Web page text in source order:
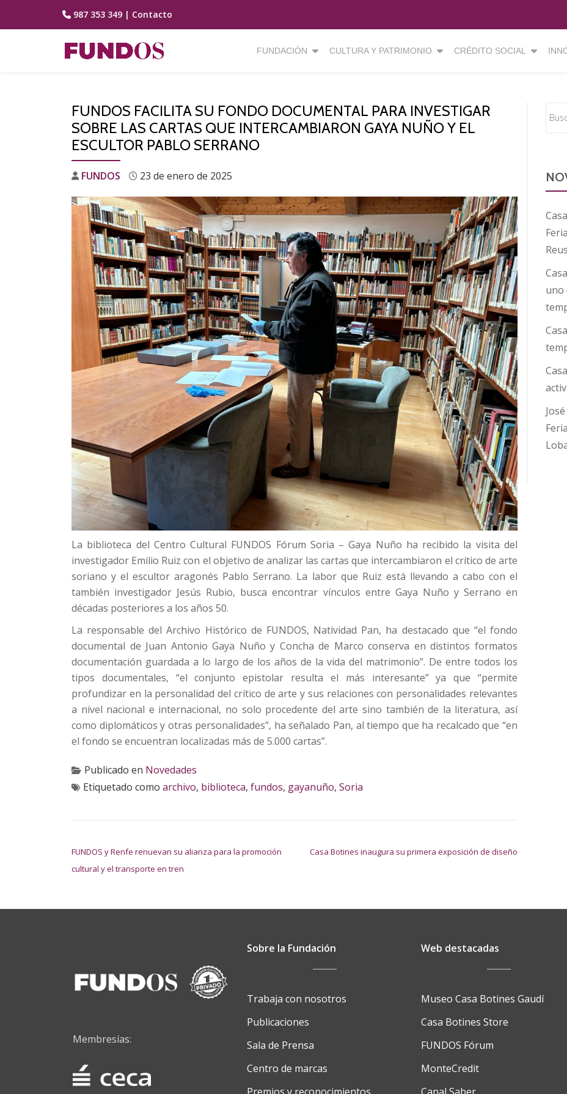
Saltar
987 353 349 | Contacto
FUNDACIÓN CULTURA Y PATRIMONIO CRÉDITO SOCIAL
FUNDOS FACILITA SU FONDO DOCUMENTAL PARA INVESTIGAR
SOBRE LAS CARTAS QUE INTERCAMBIARON GAYA NUÑO Y EL
ESCULTOR PABLO SERRANO
FUNDOS 23 de enero de 2025
La biblioteca del Centro Cultural FUNDOS Fórum Soria – Gaya Nuño ha recibido la visita del
investigador Emilio Ruiz con el objetivo de analizar las cartas que intercambiaron el crítico de arte
soriano y el escultor aragonés Pablo Serrano. La labor que Ruiz está llevando a cabo con el
también investigador Jesús Rubio, busca encontrar vínculos entre Gaya Nuño y Serrano en
décadas posteriores a los años 50.
La responsable del Archivo Histórico de FUNDOS, Natividad Pan, ha destacado que “el fondo
documental de Juan Antonio Gaya Nuño y Concha de Marco conserva en distintos formatos
documentación guardada a lo largo de los años de la vida del matrimonio”. De entre todos los
tipos documentales, “el conjunto epistolar resulta el más interesante” ya que “permite
profundizar en la personalidad del crítico de arte y sus relaciones con personalidades relevantes
a nivel nacional e internacional, no solo procedente del arte sino también de la literatura, así
como diplomáticos y otras personalidades”, ha señalado Pan, al tiempo que ha recalcado que “en
el fondo se encuentran localizadas más de 5.000 cartas”.
Publicado en Novedades
Etiquetado como archivo, biblioteca, fundos, gayanuño, Soria
FUNDOS y Renfe renuevan su alianza para la promoción
cultural y el transporte en tren
Casa Botines inaugura su primera exposición de diseño
uno
Membresías:
Sobre la Fundación
Trabaja con nosotros
Publicaciones
Sala de Prensa
Centro de marcas
Premios y reconocimientos
Web destacadas
Museo Casa Botines Gaudí
Casa Botines Store
FUNDOS Fórum
MonteCredit
Canal Saber